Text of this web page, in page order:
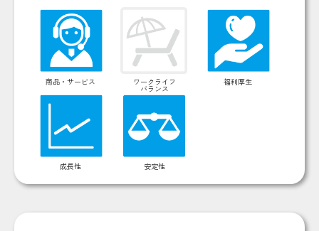
商品・サービス ワークライフ
バランス
福利厚生
成長性 安定性